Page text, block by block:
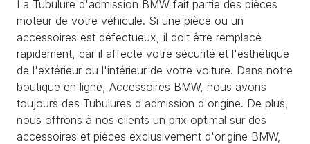
La Tubulure d'admission BMW fait partie des pièces
moteur de votre véhicule. Si une pièce ou un
accessoires est défectueux, il doit être remplacé
rapidement, car il affecte votre sécurité et l'esthétique
de l'extérieur ou l'intérieur de votre voiture. Dans notre
boutique en ligne, Accessoires BMW, nous avons
toujours des Tubulures d'admission d'origine. De plus,
nous offrons à nos clients un prix optimal sur des
accessoires et pièces exclusivement d'origine BMW,